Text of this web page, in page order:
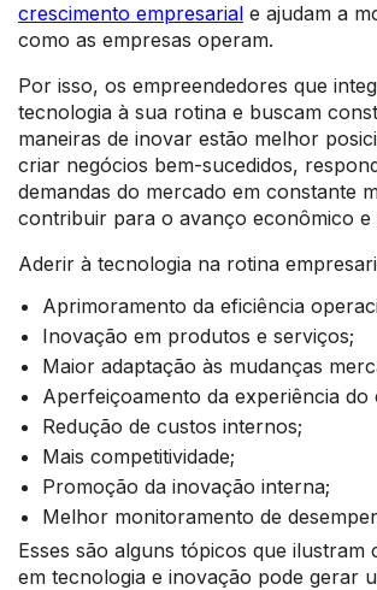
crescimento empresarial e ajudam a
como as empresas operam.
Por isso, os empreendedores que
tecnologia à sua rotina e buscam
maneiras de inovar estão melhor
criar negócios bem-sucedidos,
demandas do mercado em constante
contribuir para o avanço econômico e
Aderir à tecnologia na rotina
Aprimoramento da eficiência
Inovação em produtos e serviços;
Maior adaptação às mudanças
Aperfeiçoamento da experiência do
Redução de custos internos;
Mais competitividade;
Promoção da inovação interna;
Melhor monitoramento de
Esses são alguns tópicos que ilustram
em tecnologia e inovação pode gerar